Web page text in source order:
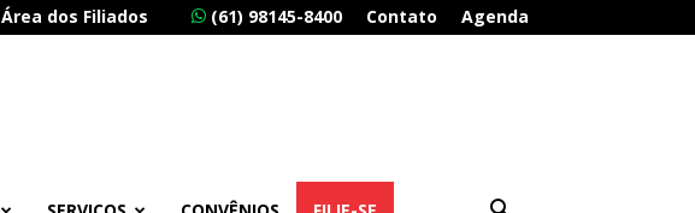
Área dos Filiados (61) 98145-8400 Contato Agenda